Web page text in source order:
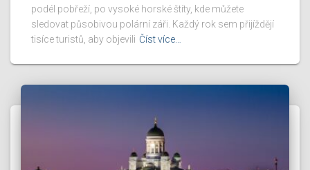
podél pobřeží, po vysoké horské štíty, kde můžete
sledovat působivou polární záři. Každý rok sem přijíždějí
tisíce turistů, aby objevili Číst více…